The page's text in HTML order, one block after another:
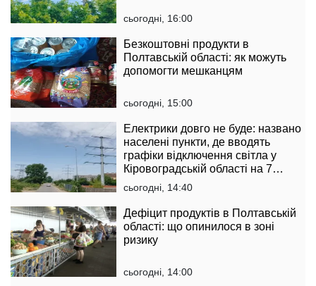
сьогодні, 16:00
Безкоштовні продукти в
Полтавській області: як можуть
допомогти мешканцям
сьогодні, 15:00
Електрики довго не буде: названо
населені пункти, де вводять
графіки відключення світла у
Кіровоградській області на 7
серпня
сьогодні, 14:40
Дефіцит продуктів в Полтавській
області: що опинилося в зоні
ризику
сьогодні, 14:00